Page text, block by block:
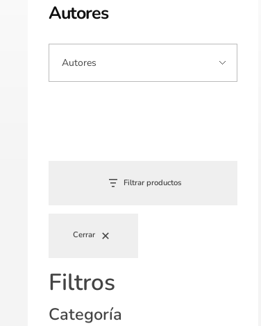
Autores
Filtrar productos
Cerrar
Filtros
Categoría